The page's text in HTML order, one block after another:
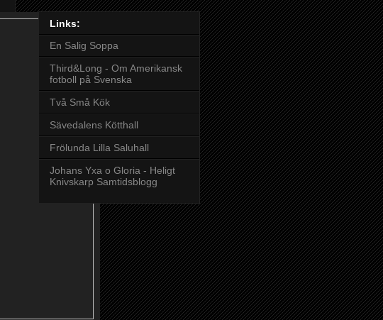
Links:
En Salig Soppa
Third&Long - Om Amerikansk
fotboll på Svenska
Två Små Kök
Sävedalens Kötthall
Frölunda Lilla Saluhall
Johans Yxa o Gloria - Heligt
Knivskarp Samtidsblogg